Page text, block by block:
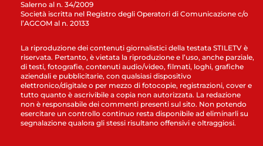
Salerno al n. 34/2009
Società iscritta nel Registro degli Operatori di Comunicazione c/o
l’AGCOM al n. 20133
La riproduzione dei contenuti giornalistici della testata STILETV è
riservata. Pertanto, è vietata la riproduzione e l’uso, anche parziale,
di testi, fotografie, contenuti audio/video, filmati, loghi, grafiche
aziendali e pubblicitarie, con qualsiasi dispositivo
elettronico/digitale o per mezzo di fotocopie, registrazioni, cover e
tutto quanto è ascrivibile a copia non autorizzata. La redazione
non è responsabile dei commenti presenti sul sito. Non potendo
esercitare un controllo continuo resta disponibile ad eliminarli su
segnalazione qualora gli stessi risultano offensivi e oltraggiosi.